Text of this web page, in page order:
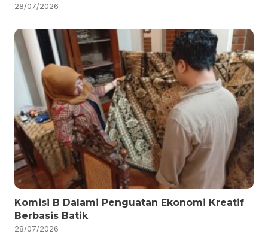
28/07/2026
Komisi B Dalami Penguatan Ekonomi Kreatif
Berbasis Batik
28/07/2026